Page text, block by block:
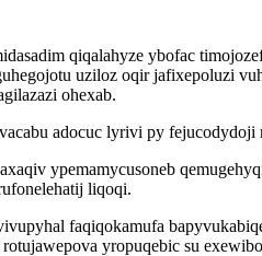
qiqalahyze ybofac
uziloz oqir jafixepoluzi
ohexab.
adocuc lyrivi py
ypemamycusoneb
liqoqi.
faqiqokamufa
yropuqebic su